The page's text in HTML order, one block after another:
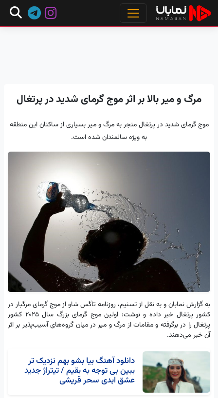
مرگ و میر بالا بر اثر موج گرمای شدید در پرتغال
موج گرمای شدید در پرتغال منجر به مرگ و میر بسیاری از ساکنان این منطقه
به ویژه سالمندان شده است.
به گزارش نمابان و به نقل از تسنیم، روزنامه تاگس شاو از موج گرمای مرگبار در
کشور پرتغال خبر داده و نوشت: اولین موج گرمای بزرگ سال 2025 کشور
پرتغال را در برگرفته و مقامات از مرگ و میر در میان گروه‌های آسیب‌پذیر بر اثر
آن خبر می‌دهند.
دانلود آهنگ بیا بشو بهم نزدیک تر
ببین بی توجه به بقیم / تیتراژ جدید
عشق ابدی سحر قریشی